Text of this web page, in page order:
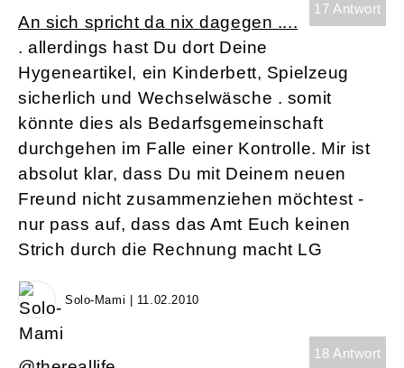
17 Antwort
An sich spricht da nix dagegen ....
. allerdings hast Du dort Deine
Hygeneartikel, ein Kinderbett, Spielzeug
sicherlich und Wechselwäsche . somit
könnte dies als Bedarfsgemeinschaft
durchgehen im Falle einer Kontrolle. Mir ist
absolut klar, dass Du mit Deinem neuen
Freund nicht zusammenziehen möchtest -
nur pass auf, dass das Amt Euch keinen
Strich durch die Rechnung macht LG
Solo-Mami | 11.02.2010
18 Antwort